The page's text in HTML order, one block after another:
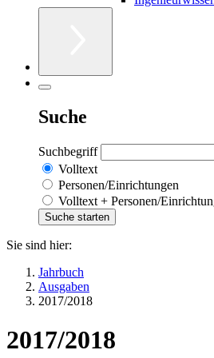
Suche
Suchbegriff
Volltext
Personen/Einrichtungen
Volltext + Personen/
Sie sind hier:
Jahrbuch
Ausgaben
2017/2018
2017/2018